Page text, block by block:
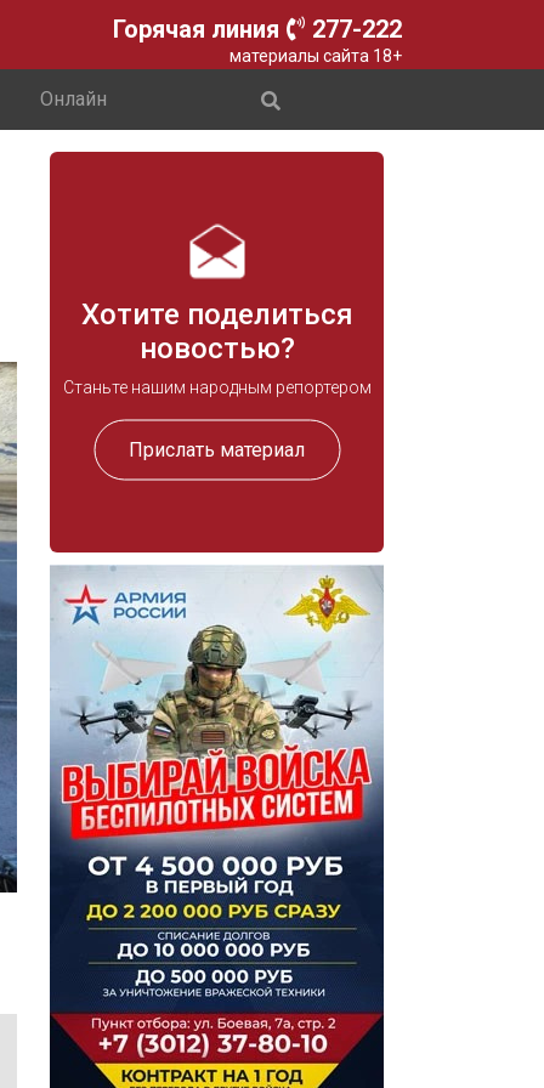
Горячая линия 277-222
материалы сайта 18+
Онлайн
Хотите поделиться
новостью?
Станьте нашим народным репортером
Прислать материал